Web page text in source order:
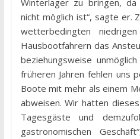
Winterlager zu bringen,
nicht möglich ist“, sagte er.
wetterbedingten
Hausbootfahrern das
beziehungsweise
früheren Jahren fehlen uns
Boote mit mehr als einem
abweisen. Wir hatten
Tagesgäste und
gastronomischen